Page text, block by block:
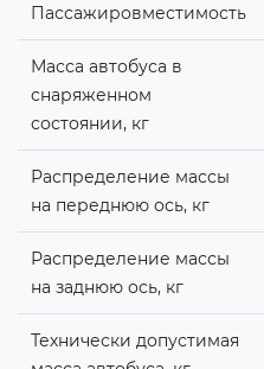
Пассажировместимость
Масса автобуса в
снаряженном
состоянии, кг
Распределение массы
на переднюю ось, кг
Распределение массы
на заднюю ось, кг
Технически допустимая